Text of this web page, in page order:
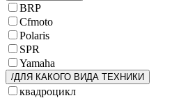
BRP
Cfmoto
Polaris
SPR
Yamaha
/ДЛЯ КАКОГО ВИДА ТЕХНИКИ
квадроцикл